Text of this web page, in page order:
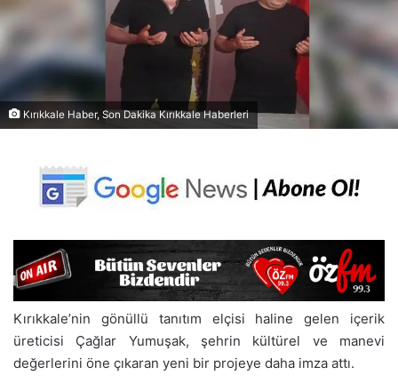
Kırıkkale Haber, Son Dakika Kırıkkale Haberleri
Kırıkkale’nin gönüllü tanıtım elçisi haline gelen içerik
üreticisi Çağlar Yumuşak, şehrin kültürel ve manevi
değerlerini öne çıkaran yeni bir projeye daha imza attı.